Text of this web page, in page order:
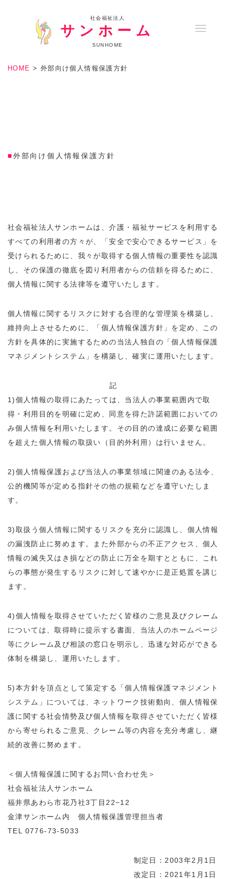
T
o
n
社会福祉法人
サンホーム
SUNHOME
HOME > 外部向け個人情報保護方針
外部向け個人情報保護方針
社会福祉法人サンホームは、介護・福祉サービスを利用する
すべての利用者の方々が、「安全で安心できるサービス」を
受けられるために、我々が取得する個人情報の重要性を認識
し、その保護の徹底を図り利用者からの信頼を得るために、
個人情報に関する法律等を遵守いたします。
個人情報に関するリスクに対する合理的な管理策を構築し、
維持向上させるために、「個人情報保護方針」を定め、この
方針を具体的に実施するための当法人独自の「個人情報保護
マネジメントシステム」を構築し、確実に運用いたします。
記
1)個人情報の取得にあたっては、当法人の事業範囲内で取
得・利用目的を明確に定め、同意を得た許諾範囲においての
み個人情報を利用いたします。その目的の達成に必要な範囲
を超えた個人情報の取扱い（目的外利用）は行いません。
2)個人情報保護および当法人の事業領域に関連のある法令、
公的機関等が定める指針その他の規範などを遵守いたしま
す。
3)取扱う個人情報に関するリスクを充分に認識し、個人情報
の漏洩防止に努めます。また外部からの不正アクセス、個人
情報の滅失又はき損などの防止に万全を期すとともに、これ
らの事態が発生するリスクに対して速やかに是正処置を講じ
ます。
4)個人情報を取得させていただく皆様のご意見及びクレーム
については、取得時に提示する書面、当法人のホームページ
等にクレーム及び相談の窓口を明示し、迅速な対応ができる
体制を構築し、運用いたします。
5)本方針を頂点として策定する「個人情報保護マネジメント
システム」については、ネットワーク技術動向、個人情報保
護に関する社会情勢及び個人情報を取得させていただく皆様
から寄せられるご意見、クレーム等の内容を充分考慮し、継
続的改善に努めます。
＜個人情報保護に関するお問い合わせ先＞
社会福祉法人サンホーム
福井県あわら市花乃社3丁目22−12
金津サンホーム内 個人情報保護管理担当者
TEL 0776-73-5033
制定日：2003年2月1日
改定日：2021年1月1日